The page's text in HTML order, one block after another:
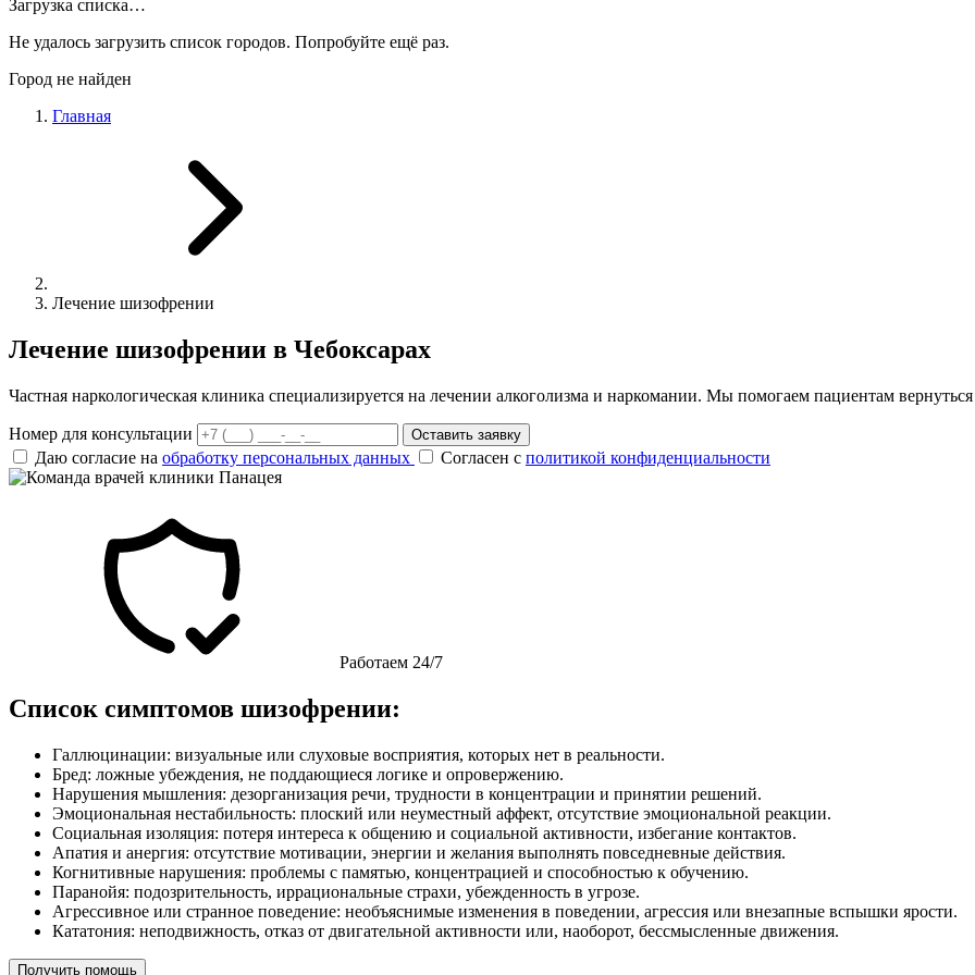
Загрузка списка…
Не удалось загрузить список городов. Попробуйте ещё раз.
Город не найден
Главная
Лечение шизофрении
Лечение шизофрении в Чебоксарах
Частная наркологическая клиника специализируется на лечении алкоголизма и наркомании. Мы помогаем пациентам
Номер для консультации Оставить заявку
Даю согласие на обработку персональных данных Согласен с политикой конфиденциальности
Работаем 24/7
Список симптомов шизофрении:
Галлюцинации: визуальные или слуховые восприятия, которых нет в реальности.
Бред: ложные убеждения, не поддающиеся логике и опровержению.
Нарушения мышления: дезорганизация речи, трудности в концентрации и принятии решений.
Эмоциональная нестабильность: плоский или неуместный аффект, отсутствие эмоциональной реакции.
Социальная изоляция: потеря интереса к общению и социальной активности, избегание контактов.
Апатия и анергия: отсутствие мотивации, энергии и желания выполнять повседневные действия.
Когнитивные нарушения: проблемы с памятью, концентрацией и способностью к обучению.
Паранойя: подозрительность, иррациональные страхи, убежденность в угрозе.
Агрессивное или странное поведение: необъяснимые изменения в поведении, агрессия или внезапные вспышки ярости.
Кататония: неподвижность, отказ от двигательной активности или, наоборот, бессмысленные движения.
Получить помощь